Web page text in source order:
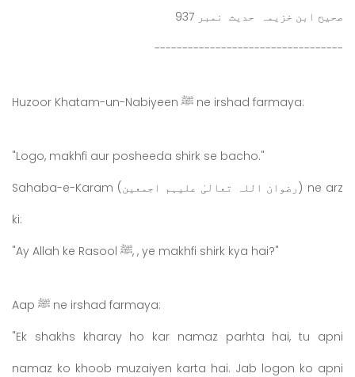
صحیح ابن خزیمہ حدیث نمبر 937
----------------------------------
Huzoor Khatam-un-Nabiyeen ﷺ ne irshad farmaya:
"Logo, makhfi aur posheeda shirk se bacho."
Sahaba-e-Karam (رضوان اللہ تعالیٰ علیہم اجمعین) ne arz
ki:
"Ay Allah ke Rasool ﷺ, , ye makhfi shirk kya hai?"
Aap ﷺ ne irshad farmaya:
"Ek shakhs kharay ho kar namaz parhta hai, tu apni
namaz ko khoob muzaiyen karta hai. Jab logon ko apni